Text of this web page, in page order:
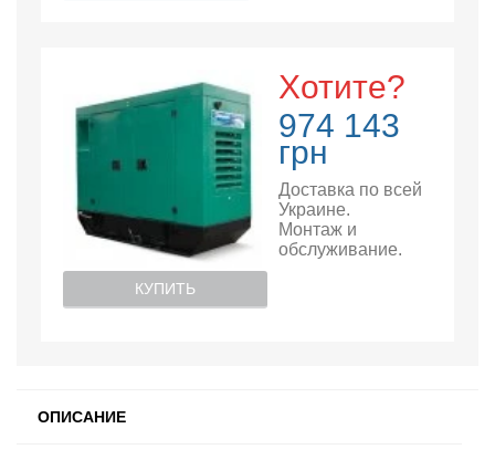
Хотите?
974 143
грн
Доставка по всей
Украине.
Монтаж и
обслуживание.
КУПИТЬ
ОПИСАНИЕ